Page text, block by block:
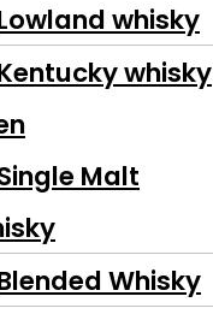
whisky
whisky
Malt
Whisky